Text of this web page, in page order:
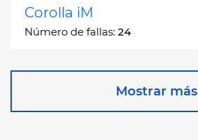
Corolla iM
Número de fallas: 24
Mostrar más